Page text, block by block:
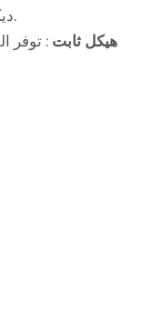
ديكور في غرفة المعيشة، وهو مثالي لعرض الديكورات والمزهريات أو وحدات الإضاءة.
هيكل ثابت : توفر